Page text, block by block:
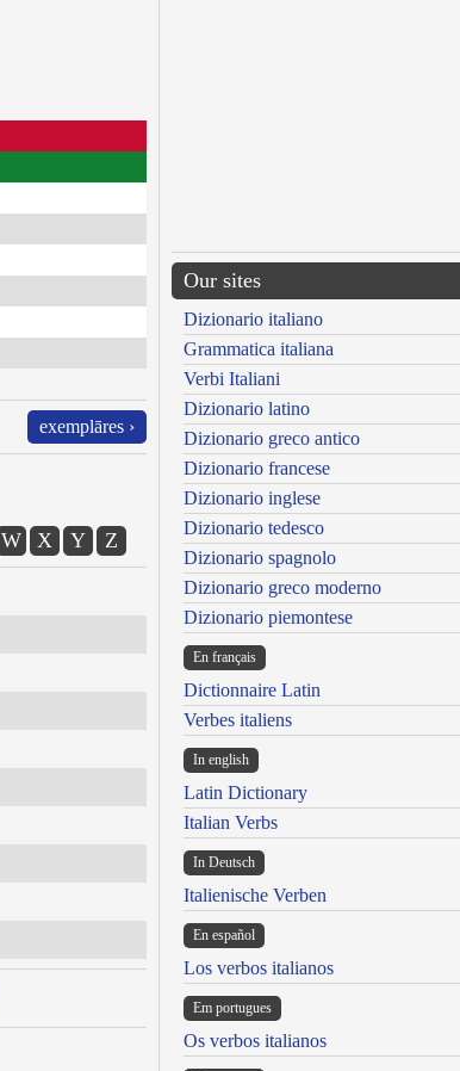
exemplāres ›
W X Y Z
Our sites
Dizionario italiano
Grammatica italiana
Verbi Italiani
Dizionario latino
Dizionario greco antico
Dizionario francese
Dizionario inglese
Dizionario tedesco
Dizionario spagnolo
Dizionario greco moderno
Dizionario piemontese
En français
Dictionnaire Latin
Verbes italiens
In english
Latin Dictionary
Italian Verbs
In Deutsch
Italienische Verben
En español
Los verbos italianos
Em portugues
Os verbos italianos